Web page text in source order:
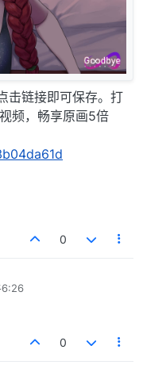
击链接即可保存。打
频，畅享原画5倍
0
6:26
0